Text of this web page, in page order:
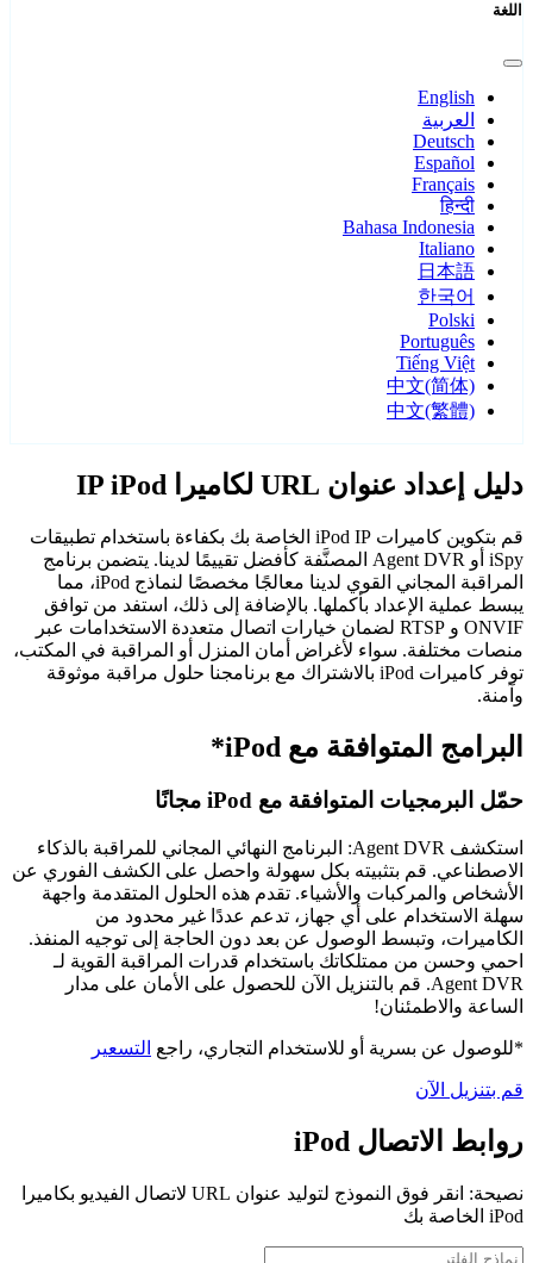
اللغة
English
العربية
Deutsch
Español
Français
हिन्दी
Bahasa Indonesia
Italiano
日本語
한국어
Polski
Português
Tiếng Việt
中文(简体)
中文(繁體)
دليل إعداد عنوان URL لكاميرا IP iPod
قم بتكوين كاميرات iPod IP الخاصة بك بكفاءة باستخدام تطبيقات
iSpy أو Agent DVR المصنَّفة كأفضل تقييمًا لدينا. يتضمن برنامج
المراقبة المجاني القوي لدينا معالجًا مخصصًا لنماذج iPod، مما
يبسط عملية الإعداد بأكملها. بالإضافة إلى ذلك، استفد من توافق
ONVIF و RTSP لضمان خيارات اتصال متعددة الاستخدامات عبر
منصات مختلفة. سواء لأغراض أمان المنزل أو المراقبة في المكتب،
توفر كاميرات iPod بالاشتراك مع برنامجنا حلول مراقبة موثوقة
وآمنة.
البرامج المتوافقة مع iPod*
حمّل البرمجيات المتوافقة مع iPod مجانًا
استكشف Agent DVR: البرنامج النهائي المجاني للمراقبة بالذكاء
الاصطناعي. قم بتثبيته بكل سهولة واحصل على الكشف الفوري عن
الأشخاص والمركبات والأشياء. تقدم هذه الحلول المتقدمة واجهة
سهلة الاستخدام على أي جهاز، تدعم عددًا غير محدود من
الكاميرات، وتبسط الوصول عن بعد دون الحاجة إلى توجيه المنفذ.
احمي وحسن من ممتلكاتك باستخدام قدرات المراقبة القوية لـ
Agent DVR. قم بالتنزيل الآن للحصول على الأمان على مدار
الساعة والاطمئنان!
*للوصول عن بسرية أو للاستخدام التجاري، راجع التسعير
قم بتنزيل الآن
روابط الاتصال iPod
نصيحة: انقر فوق النموذج لتوليد عنوان URL لاتصال الفيديو بكاميرا
iPod الخاصة بك